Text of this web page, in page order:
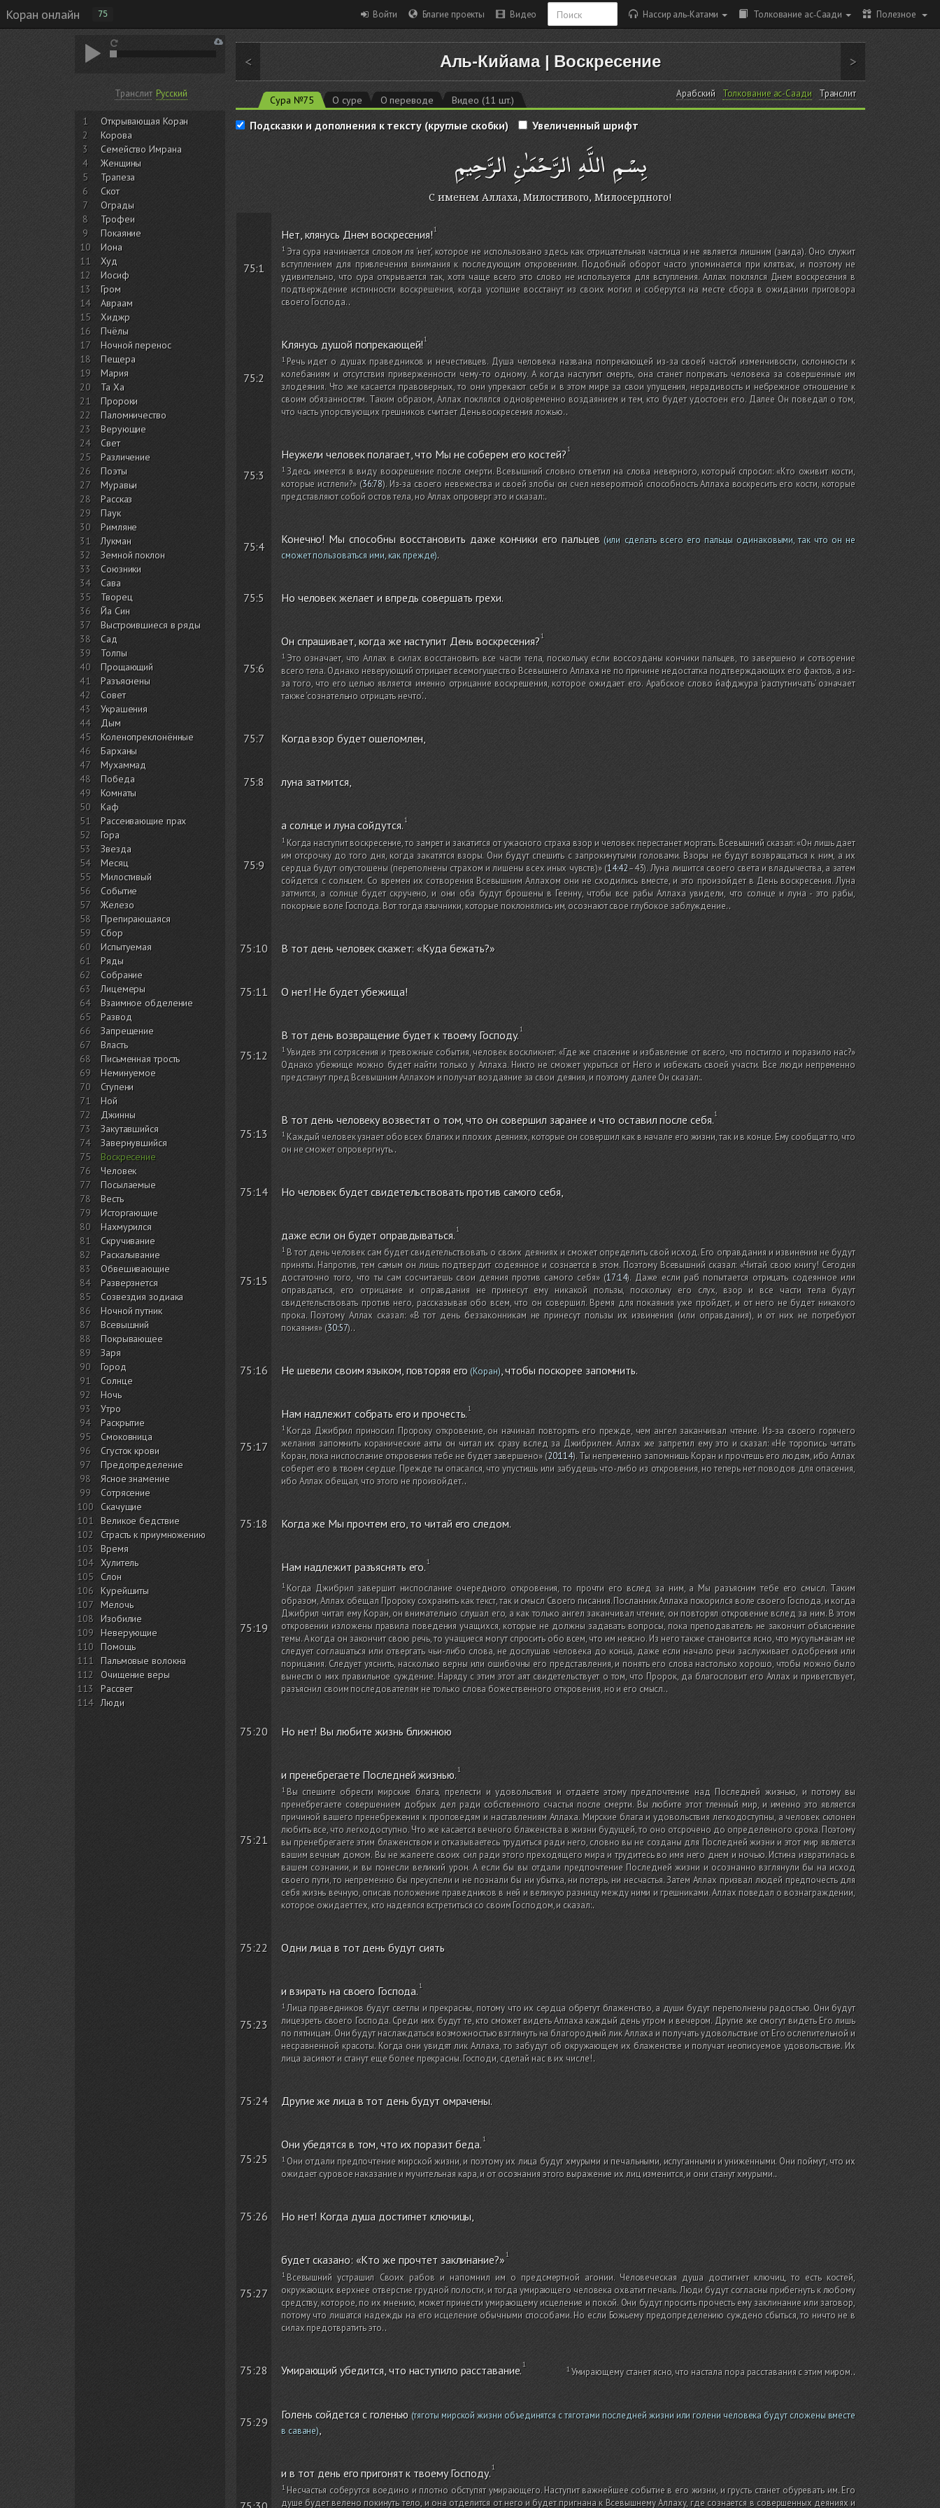
Коран онлайн 75 Войти Благие проекты Видео Нассир аль-Катами Толкование ас-Саади Полезное
Транслит Русский
1
Открывающая Коран
2
Корова
3
Семейство Имрана
4
Женщины
5
Трапеза
6
Скот
7
Ограды
8
Трофеи
9
Покаяние
10
Иона
11
Худ
12
Иосиф
13
Гром
14
Авраам
15
Хиджр
16
Пчёлы
17
Ночной перенос
18
Пещера
19
Мария
20
Та Ха
21
Пророки
22
Паломничество
23
Верующие
24
Свет
25
Различение
26
Поэты
27
Муравьи
28
Рассказ
29
Паук
30
Римляне
31
Лукман
32
Земной поклон
33
Союзники
34
Сава
35
Творец
36
Йа Син
37
Выстроившиеся в ряды
38
Сад
39
Толпы
40
Прощающий
41
Разъяснены
42
Совет
43
Украшения
44
Дым
45
Коленопреклонённые
46
Барханы
47
Мухаммад
48
Победа
49
Комнаты
50
Каф
51
Рассеивающие прах
52
Гора
53
Звезда
54
Месяц
55
Милостивый
56
Событие
57
Железо
58
Препирающаяся
59
Сбор
60
Испытуемая
61
Ряды
62
Собрание
63
Лицемеры
64
Взаимное обделение
65
Развод
66
Запрещение
67
Власть
68
Письменная трость
69
Неминуемое
70
Ступени
71
Ной
72
Джинны
73
Закутавшийся
74
Завернувшийся
75
Воскресение
76
Человек
77
Посылаемые
78
Весть
79
Исторгающие
80
Нахмурился
81
Скручивание
82
Раскалывание
83
Обвешивающие
84
Разверзнется
85
Созвездия зодиака
86
Ночной путник
87
Всевышний
88
Покрывающее
89
Заря
90
Город
91
Солнце
92
Ночь
93
Утро
94
Раскрытие
95
Смоковница
96
Сгусток крови
97
Предопределение
98
Ясное знамение
99
Сотрясение
100 Скачущие
101
Великое бедствие
102
Страсть к приумножению
103
Время
104 Хулитель
105 Слон
106 Курейшиты
107 Мелочь
108 Изобилие
109 Неверующие
110 Помощь
111
Пальмовые волокна
112
Очищение веры
113
Рассвет
114 Люди
< Аль-Кийама| Воскресение >
Сура №75 О суре О переводе Видео (11 шт.)
Арабский Толкование ас-Саади Транслит
Подсказки и дополнения к тексту (круглые скобки) Увеличенный шрифт
بِسْمِ اللَّهِ الرَّحْمَٰنِ الرَّحِيمِ
С именем Аллаха, Милостивого, Милосердного!
75:1
Нет, клянусь Днем воскресения!
Эта сура начинается словом ля ‘нет’, которое не использовано здесь как отрицательная частица и не является лишним(заида). Оно служит
вступлением для привлечения внимания к последующим откровениям. Подобный оборот часто упоминается при клятвах, и поэтому не
удивительно, что сура открывается так, хотя чаще всего это слово не используется для вступления. Аллах поклялся Днем воскресения в
подтверждение истинности воскрешения, когда усопшие восстанут из своих могил и соберутся на месте сбора в ожидании приговора
своего Господа..
75:2
Клянусь душой попрекающей!
Речь идет о душах праведников и нечестивцев. Душа человека названа попрекающей из-за своей частой изменчивости, склонности к
колебаниям и отсутствия приверженности чему-то одному. А когда наступит смерть, она станет попрекать человека за совершенные им
злодеяния. Что же касается правоверных, то они упрекают себя и в этом мире за свои упущения, нерадивость и небрежное отношение к
своим обязанностям. Таким образом, Аллах поклялся одновременно воздаянием и тем, кто будет удостоен его. Далее Он поведал о том,
что часть упорствующих грешников считает День воскресения ложью..
75:3
Неужели человек полагает, что Мы не соберем его костей?
Здесь имеется в виду воскрешение после смерти. Всевышний словно ответил на слова неверного, который спросил: «Кто оживит кости,
которые истлели?» (36:78). Из-за своего невежества и своей злобы он счел невероятной способность Аллаха воскресить его кости, которые
представляют собой остов тела, но Аллах опроверг это и сказал:.
75:4
Конечно! Мы способны восстановить даже кончики его пальцев(или сделать всего его пальцы одинаковыми, так что он не
сможет пользоваться ими, как прежде).
75:5 Но человек желает и впредь совершать грехи.
75:6
Он спрашивает, когда же наступит День воскресения?
Это означает, что Аллах в силах восстановить все части тела, поскольку если воссозданы кончики пальцев, то завершено и сотворение
всего тела. Однако неверующий отрицает всемогущество Всевышнего Аллаха не по причине недостатка подтверждающих его фактов, а из-
за того, что его целью является именно отрицание воскрешения, которое ожидает его. Арабское слово йафджура ‘распутничать’ означает
также ‘сознательно отрицать нечто’..
75:7 Когда взор будет ошеломлен,
75:8 луна затмится,
75:9
а солнце и луна сойдутся.
Когда наступит воскресение, то замрет и закатится от ужасного страха взор и человек перестанет моргать. Всевышний сказал: «Он лишь дает
им отсрочку до того дня, когда закатятся взоры. Они будут спешить с запрокинутыми головами. Взоры не будут возвращаться к ним, а их
сердца будут опустошены(переполнены страхом и лишены всех иных чувств)»(14:42–43). Луна лишится своего света и владычества, а затем
сойдется с солнцем. Со времен их сотворения Всевышним Аллахом они не сходились вместе, и это произойдет в День воскресения. Луна
затмится, а солнце будет скручено, и они оба будут брошены в Геенну, чтобы все рабы Аллаха увидели, что солнце и луна - это рабы,
покорные воле Господа. Вот тогда язычники, которые поклонялись им, осознают свое глубокое заблуждение..
75:10 В тот день человек скажет: «Куда бежать?»
75:11 О нет! Не будет убежища!
75:12
В тот день возвращение будет к твоему Господу.
Увидев эти сотрясения и тревожные события, человек воскликнет: «Где же спасение и избавление от всего, что постигло и поразило нас?»
Однако убежище можно будет найти только у Аллаха. Никто не сможет укрыться от Него и избежать своей участи. Все люди непременно
предстанут пред Всевышним Аллахом и получат воздаяние за свои деяния, и поэтому далее Он сказал:.
75:13
В тот день человеку возвестят о том, что он совершил заранее и что оставил после себя.
Каждый человек узнает обо всех благих и плохих деяниях, которые он совершил как в начале его жизни, так и в конце. Ему сообщат то, что
он не сможет опровергнуть..
75:14 Но человек будет свидетельствовать против самого себя,
75:15
даже если он будет оправдываться.
В тот день человек сам будет свидетельствовать о своих деяниях и сможет определить свой исход. Его оправдания и извинения не будут
приняты. Напротив, тем самым он лишь подтвердит содеянное и сознается в этом. Поэтому Всевышний сказал: «Читай свою книгу! Сегодня
достаточно того, что ты сам сосчитаешь свои деяния против самого себя»(17:14). Даже если раб попытается отрицать содеянное или
оправдаться, его отрицание и оправдания не принесут ему никакой пользы, поскольку его слух, взор и все части тела будут
свидетельствовать против него, рассказывая обо всем, что он совершил. Время для покаяния уже пройдет, и от него не будет никакого
прока. Поэтому Аллах сказал: «В тот день беззаконникам не принесут пользы их извинения (или оправдания), и от них не потребуют
покаяния»(30:57)..
75:16 Не шевели своим языком, повторяя его(Коран), чтобы поскорее запомнить.
75:17
Нам надлежит собрать его и прочесть.
Когда Джибрил приносил Пророку откровение, он начинал повторять его прежде, чем ангел заканчивал чтение. Из-за своего горячего
желания запомнить коранические аяты он читал их сразу вслед за Джибрилем. Аллах же запретил ему это и сказал: «Не торопись читать
Коран, пока ниспослание откровения тебе не будет завершено»(20:114). Ты непременно запомнишь Коран и прочтешь его людям, ибо Аллах
соберет его в твоем сердце. Прежде ты опасался, что упустишь или забудешь что-либо из откровения, но теперь нет поводов для опасения,
ибо Аллах обещал, что этого не произойдет..
75:18 Когда же Мы прочтем его, то читай его следом.
75:19
Нам надлежит разъяснять его.
Когда Джибрил завершит ниспослание очередного откровения, то прочти его вслед за ним, а Мы разъясним тебе его смысл. Таким
образом, Аллах обещал Пророку сохранить как текст, так и смысл Своего писания. Посланник Аллаха покорился воле своего Господа, и когда
Джибрил читал ему Коран, он внимательно слушал его, а как только ангел заканчивал чтение, он повторял откровение вслед за ним. В этом
откровении изложены правила поведения учащихся, которые не должны задавать вопросы, пока преподаватель не закончит объяснение
темы. А когда он закончит свою речь, то учащиеся могут спросить обо всем, что им неясно. Из него также становится ясно, что мусульманам не
следует соглашаться или отвергать чьи-либо слова, не дослушав человека до конца, даже если начало речи заслуживает одобрения или
порицания. Следует уяснить, насколько верны или ошибочны его представления, и понять его слова настолько хорошо, чтобы можно было
вынести о них правильное суждение. Наряду с этим этот аят свидетельствует о том, что Пророк, да благословит его Аллах и приветствует,
разъяснил своим последователям не только слова божественного откровения, но и его смысл..
75:20 Но нет! Вы любите жизнь ближнюю
75:21
и пренебрегаете Последней жизнью.
Вы спешите обрести мирские блага, прелести и удовольствия и отдаете этому предпочтение над Последней жизнью, и потому вы
пренебрегаете совершением добрых дел ради собственного счастья после смерти. Вы любите этот тленный мир, и именно это является
причиной вашего пренебрежения к проповедям и наставлениям Аллаха. Мирские блага и удовольствия легкодоступны, а человек склонен
любить все, что легкодоступно. Что же касается вечного блаженства в жизни будущей, то оно отсрочено до определенного срока. Поэтому
вы пренебрегаете этим блаженством и отказываетесь трудиться ради него, словно вы не созданы для Последней жизни и этот мир является
вашим вечным домом. Вы не жалеете своих сил ради этого преходящего мира и трудитесь во имя него днем и ночью. Истина извратилась в
вашем сознании, и вы понесли великий урон. А если бы вы отдали предпочтение Последней жизни и осознанно взглянули бы на исход
своего пути, то непременно бы преуспели и не познали бы ни убытка, ни потерь, ни несчастья. Затем Аллах призвал людей предпочесть для
себя жизнь вечную, описав положение праведников в ней и великую разницу между ними и грешниками. Аллах поведал о вознаграждении,
которое ожидает тех, кто надеялся встретиться со своим Господом, и сказал:.
75:22 Одни лица в тот день будут сиять
75:23
и взирать на своего Господа.
Лица праведников будут светлы и прекрасны, потому что их сердца обретут блаженство, а души будут переполнены радостью. Они будут
лицезреть своего Господа. Среди них будут те, кто сможет видеть Аллаха каждый день утром и вечером. Другие же смогут видеть Его лишь
по пятницам. Они будут наслаждаться возможностью взглянуть на благородный лик Аллаха и получать удовольствие от Его ослепительной и
несравненной красоты. Когда они увидят лик Аллаха, то забудут об окружающем их блаженстве и получат неописуемое удовольствие. Их
лица засияют и станут еще более прекрасны. Господи, сделай нас в их числе!.
75:24 Другие же лица в тот день будут омрачены.
75:25
Они убедятся в том, что их поразит беда.
Они отдали предпочтение мирской жизни, и поэтому их лица будут хмурыми и печальными, испуганными и униженными. Они поймут, что их
ожидает суровое наказание и мучительная кара, и от осознания этого выражение их лиц изменится, и они станут хмурыми..
75:26 Но нет! Когда душа достигнет ключицы,
75:27
будет сказано: «Кто же прочтет заклинание?»
Всевышний устрашил Своих рабов и напомнил им о предсмертной агонии. Человеческая душа достигнет ключиц, то есть костей,
окружающих верхнее отверстие грудной полости, и тогда умирающего человека охватит печаль. Люди будут согласны прибегнуть к любому
средству, которое, по их мнению, может принести умирающему исцеление и покой. Они будут просить прочесть ему заклинание или заговор,
потому что лишатся надежды на его исцеление обычными способами. Но если Божьему предопределению суждено сбыться, то ничто не в
силах предотвратить это..
75:28 Умирающий убедится, что наступило расставание. Умирающему станет ясно, что настала пора расставания с этим миром..
75:29
Голень сойдется с голенью (тяготы мирской жизни объединятся с тяготами последней жизни или голени человека будут сложены вместе
в саване)
и в тот день его пригонят к твоему Господу.
Несчастья соберутся воедино и плотно обступят умирающего. Наступит важнейшее событие в его жизни, и грусть станет обуревать им. Его
душе будет велено покинуть тело, и она отделится от него и будет пригнана к Всевышнему Аллаху, где сознается в совершенных деяниях и